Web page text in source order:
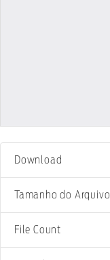
Download
Tamanho do Arquivo
File Count